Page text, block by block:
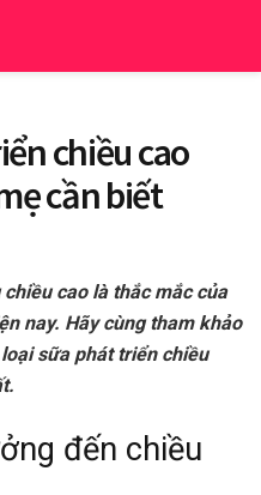
chiều cao
cần biết
cao là thắc mắc của
nay. Hãy cùng tham khảo
sữa phát triển chiều
đến chiều